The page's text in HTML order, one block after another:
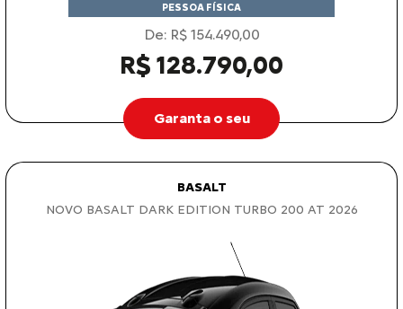
PESSOA FÍSICA
De: R$ 154.490,00
R$ 128.790,00
Garanta o seu
BASALT
NOVO BASALT DARK EDITION TURBO 200 AT 2026